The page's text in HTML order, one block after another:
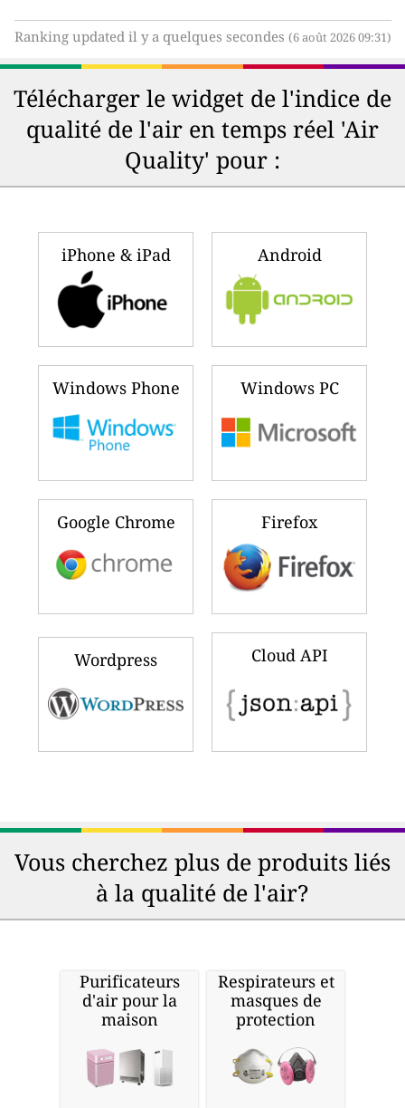
Ranking updated il y a quelques secondes (6 août 2026 09:31)
Télécharger le widget de l'indice de
qualité de l'air en temps réel 'Air
Quality' pour :
iPhone & iPad Android
Windows Phone Windows PC
Google Chrome Firefox
Wordpress Cloud API
Vous cherchez plus de produits liés
à la qualité de l'air?
Purificateurs
d'air pour la
maison
Respirateurs et
masques de
protection